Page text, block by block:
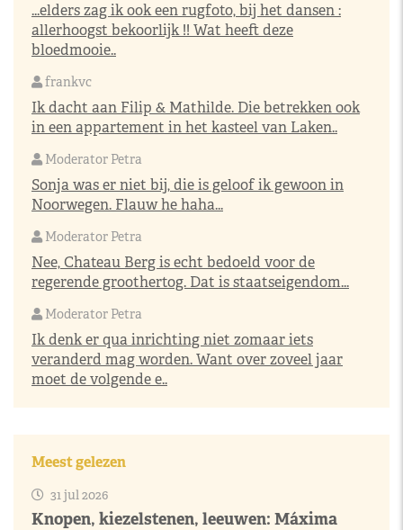
...elders zag ik ook een rugfoto, bij het dansen :
allerhoogst bekoorlijk !! Wat heeft deze
bloedmooie..
frankvc
Ik dacht aan Filip & Mathilde. Die betrekken ook
in een appartement in het kasteel van Laken..
Moderator Petra
Sonja was er niet bij, die is geloof ik gewoon in
Noorwegen. Flauw he haha...
Moderator Petra
Nee, Chateau Berg is echt bedoeld voor de
regerende groothertog. Dat is staatseigendom...
Moderator Petra
Ik denk er qua inrichting niet zomaar iets
veranderd mag worden. Want over zoveel jaar
moet de volgende e..
Meest gelezen
31 jul 2026
Knopen, kiezelstenen, leeuwen: Máxima